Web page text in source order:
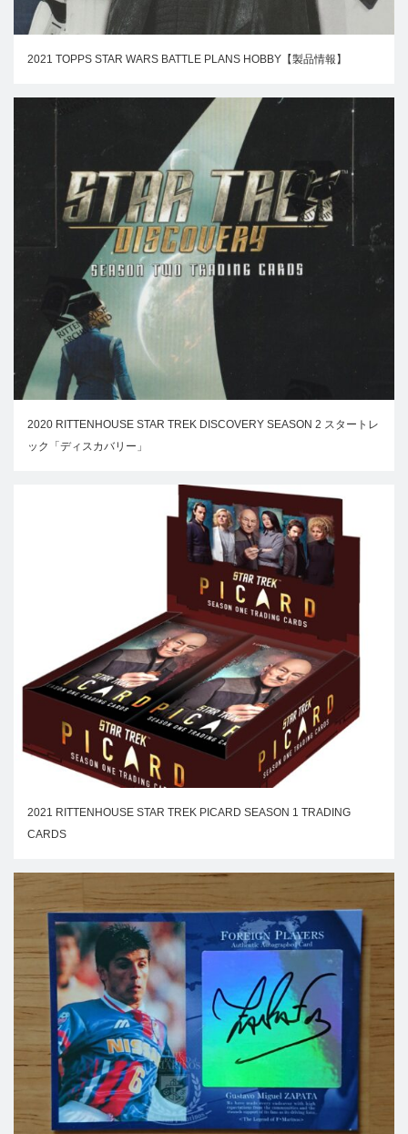
2021 TOPPS STAR WARS BATTLE PLANS HOBBY【製品情報】
2020 RITTENHOUSE STAR TREK DISCOVERY SEASON 2 スタートレ
ック「ディスカバリー」
2021 RITTENHOUSE STAR TREK PICARD SEASON 1 TRADING
CARDS